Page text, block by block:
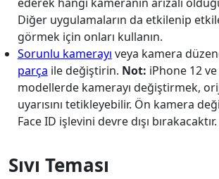
ederek hangi kameranın arızalı
Diğer uygulamaların da etkilenip
görmek için onları kullanın.
Sorunlu kamerayı veya kamera
parça ile değiştirin. Not: iPhone 12
modellerde kamerayı değiştirmek,
uyarısını tetikleyebilir. Ön kamera
Face ID işlevini devre dışı bırakacaktır.
Sıvı Teması